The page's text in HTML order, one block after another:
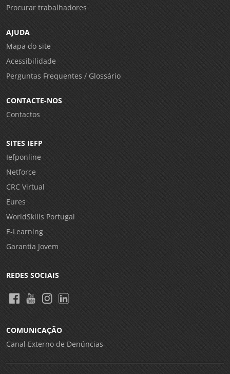
Procurar trabalhadores
AJUDA
Mapa do site
Acessibilidade
Perguntas Frequentes / Glossário
CONTACTE-NOS
Contactos
SITES IEFP
Iefponline
Netforce
CRC Virtual
Eures
WorldSkills Portugal
E-Learning
Garantia Jovem
REDES SOCIAIS
COMUNICAÇÃO
Canal Externo de Denúncias